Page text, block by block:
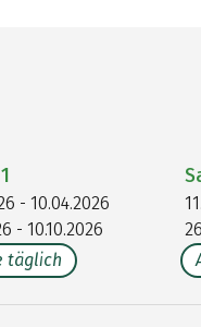
1
- 10.04.2026
- 10.10.2026
täglich